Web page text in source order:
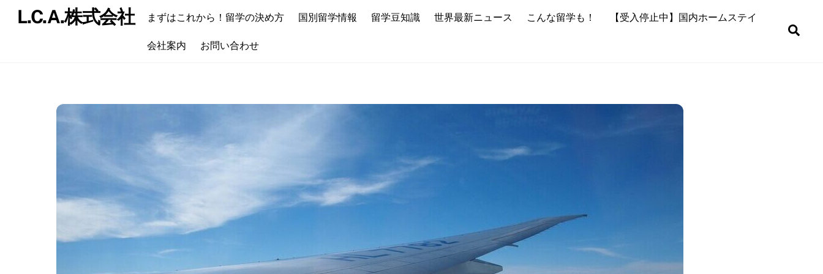
SkipL.C.A.株式会社 まずはこれから！留学の決め方 国別留学情報 留学豆知識 世界最新ニュース こんな留学も！ 【受入停止中】国内ホームステイ
会社案内 お問い合わせ